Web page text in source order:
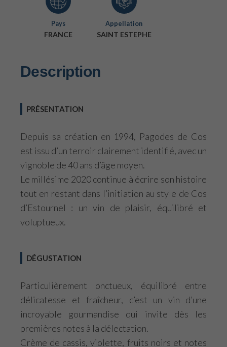
Pays
FRANCE
Appellation
SAINT ESTEPHE
Description
PRÉSENTATION
Depuis sa création en 1994, Pagodes de Cos
est issu d’un terroir clairement identifié, avec un
vignoble de 40 ans d’âge moyen.
Le millésime 2020 continue à écrire son histoire
tout en restant dans l’initiation au style de Cos
d’Estournel : un vin de plaisir, équilibré et
voluptueux.
DÉGUSTATION
Particulièrement onctueux, équilibré entre
délicatesse et fraîcheur, c’est un vin d’une
incroyable gourmandise qui invite dès les
premières notes à la délectation.
Crème de cassis, violette, fruits noirs et notes